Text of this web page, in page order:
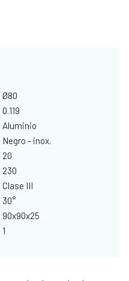
Ø80
0.119
Aluminio
Negro - inox.
20
230
Clase III
30°
90x90x25
1